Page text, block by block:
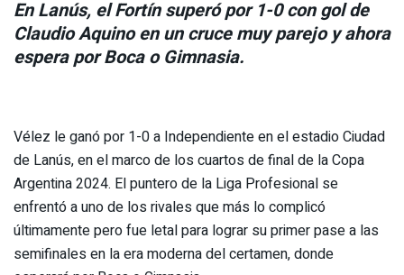
En Lanús, el Fortín superó por 1-0 con gol de
Claudio Aquino en un cruce muy parejo y ahora
espera por Boca o Gimnasia.
Vélez le ganó por 1-0 a Independiente en el estadio Ciudad
de Lanús, en el marco de los cuartos de final de la Copa
Argentina 2024. El puntero de la Liga Profesional se
enfrentó a uno de los rivales que más lo complicó
últimamente pero fue letal para lograr su primer pase a las
semifinales en la era moderna del certamen, donde